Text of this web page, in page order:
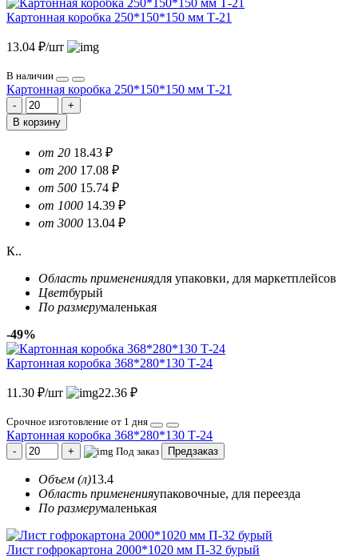
Картонная коробка 250*150*150 мм Т-21
13.04 ₽/шт
В наличии
Картонная коробка 250*150*150 мм Т-21
В корзину
от 20 18.43 ₽
от 200 17.08 ₽
от 500 15.74 ₽
от 1000 14.39 ₽
от 3000 13.04 ₽
К..
Область применениядля упаковки, для маркетплейсов
Цветбурый
По размерумаленькая
-49%
Картонная коробка 368*280*130 Т-24
11.30 ₽/шт 22.36 ₽
Срочное изготовление от 1 дня
Картонная коробка 368*280*130 Т-24
Под заказ Предзаказ
Объем (л)13.4
Область примененияупаковочные, для переезда
По размерумаленькая
Лист гофрокартона 2000*1020 мм П-32 бурый